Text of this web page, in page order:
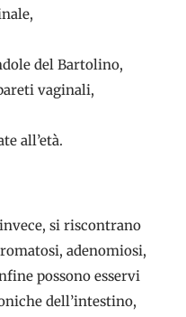
del Bartolino,
vaginali,
all’età.
si riscontrano
adenomiosi,
possono esservi
dell’intestino,